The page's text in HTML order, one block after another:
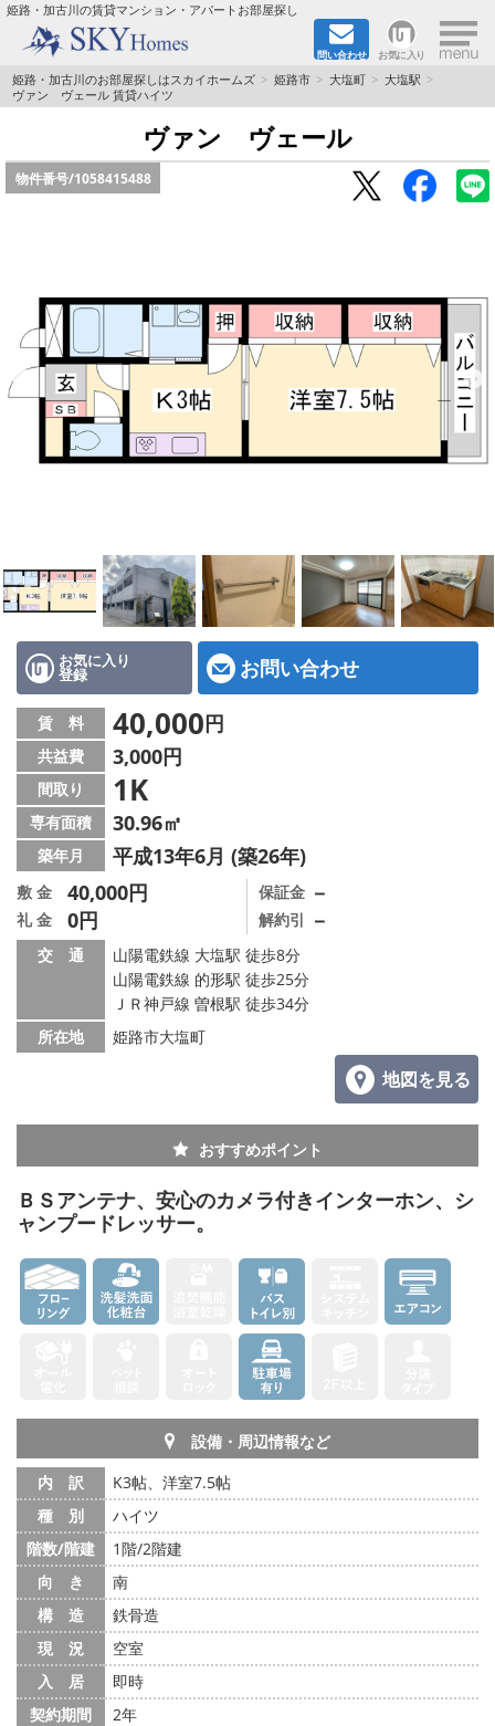
姫路・加古川の賃貸マンション・アパートお部屋探し
問い合わせ お気に入り ×
TOPページ
都市ガス·オール電化
☆新築物件☆
☆ネット無料☆
路線·駅から探す
地域から探す
スタッフ紹介
店舗情報·アクセス
会社概要
メールでお問い合わせ
姫路・加古川のお部屋探しはスカイホームズ 姫路市 大塩町
大塩駅
ヴァン ヴェール 賃貸ハイツ
ヴァン ヴェール
物件番号/1058415488
お気に入り
登録 お問い合わせ
賃 料 40,000円
共益費 3,000円
間取り 1K
専有面積 30.96㎡
築年月 平成13年6月 (築26年)
敷 金 40,000円
礼 金 0円
保証金 －
解約引 －
交 通
山陽電鉄線 大塩駅 徒歩8分
山陽電鉄線 的形駅 徒歩25分
ＪＲ神戸線 曽根駅 徒歩34分
所在地
姫路市大塩町
地図を見る
おすすめポイント
ＢＳアンテナ、安心のカメラ付きインターホン、シ
ャンプードレッサー。
設備・周辺情報など
内 訳
K3帖、洋室7.5帖
種 別
ハイツ
階数/階建
1階/2階建
向 き
南
構 造
鉄骨造
現 況
空室
入 居
即時
契約期間
2年